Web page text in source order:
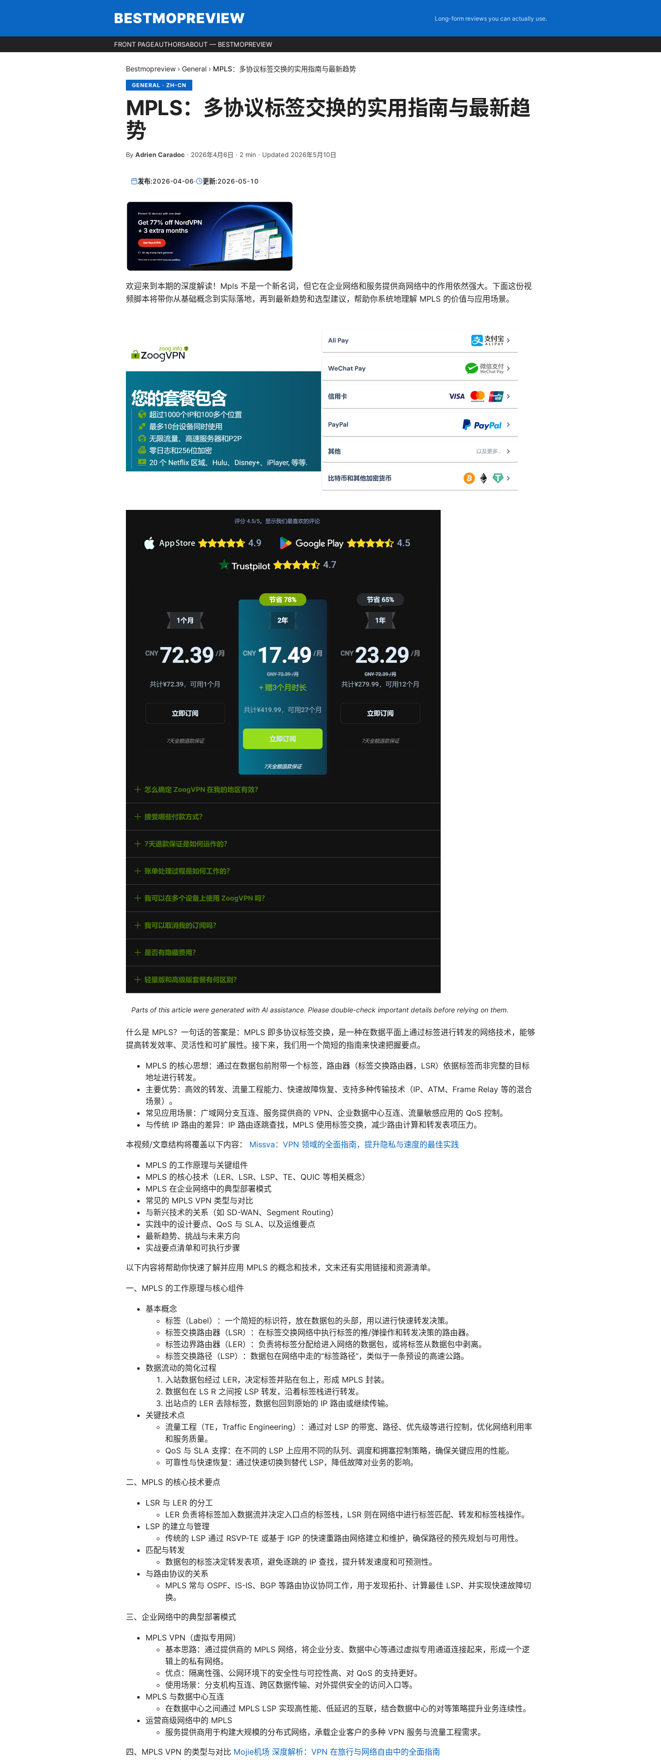
BESTMOPREVIEW Long-form reviews you can actually use.
FRONT PAGEAUTHORSABOUT — BESTMOPREVIEW
Bestmopreview › General › MPLS：多协议标签交换的实用指南与最新趋势
GENERAL · ZH-CN
MPLS：多协议标签交换的实用指南与最新趋
势
By Adrien Caradoc · 2026年4月6日 · 2 min · Updated 2026年5月10日
发布:2026-04-06· 更新:2026-05-10
欢迎来到本期的深度解读！Mpls 不是一个新名词，但它在企业网络和服务提供商网络中的作用依然强大。下面这份视
频脚本将带你从基础概念到实际落地，再到最新趋势和选型建议，帮助你系统地理解 MPLS 的价值与应用场景。
Parts of this article were generated with AI assistance. Please double-check important details before relying on them.
什么是 MPLS？一句话的答案是：MPLS 即多协议标签交换，是一种在数据平面上通过标签进行转发的网络技术，能够
提高转发效率、灵活性和可扩展性。接下来，我们用一个简短的指南来快速把握要点。
MPLS 的核心思想：通过在数据包前附带一个标签，路由器（标签交换路由器，LSR）依据标签而非完整的目标
地址进行转发。
主要优势：高效的转发、流量工程能力、快速故障恢复、支持多种传输技术（IP、ATM、Frame Relay 等的混合
场景）。
常见应用场景：广域网分支互连、服务提供商的 VPN、企业数据中心互连、流量敏感应用的 QoS 控制。
与传统 IP 路由的差异：IP 路由逐跳查找，MPLS 使用标签交换，减少路由计算和转发表项压力。
本视频/文章结构将覆盖以下内容： Missva：VPN 领域的全面指南，提升隐私与速度的最佳实践
MPLS 的工作原理与关键组件
MPLS 的核心技术（LER、LSR、LSP、TE、QUIC 等相关概念）
MPLS 在企业网络中的典型部署模式
常见的 MPLS VPN 类型与对比
与新兴技术的关系（如 SD-WAN、Segment Routing）
实践中的设计要点、QoS 与 SLA、以及运维要点
最新趋势、挑战与未来方向
实战要点清单和可执行步骤
以下内容将帮助你快速了解并应用 MPLS 的概念和技术，文末还有实用链接和资源清单。
一、MPLS 的工作原理与核心组件
基本概念
标签（Label）：一个简短的标识符，放在数据包的头部，用以进行快速转发决策。
标签交换路由器（LSR）：在标签交换网络中执行标签的推/弹操作和转发决策的路由器。
标签边界路由器（LER）：负责将标签分配给进入网络的数据包，或将标签从数据包中剥离。
标签交换路径（LSP）：数据包在网络中走的“标签路径”，类似于一条预设的高速公路。
数据流动的简化过程
入站数据包经过 LER，决定标签并贴在包上，形成 MPLS 封装。
数据包在 LS R 之间按 LSP 转发，沿着标签栈进行转发。
出站点的 LER 去除标签，数据包回到原始的 IP 路由或继续传输。
关键技术点
流量工程（TE，Traffic Engineering）：通过对 LSP 的带宽、路径、优先级等进行控制，优化网络利用率
和服务质量。
QoS 与 SLA 支撑：在不同的 LSP 上应用不同的队列、调度和拥塞控制策略，确保关键应用的性能。
可靠性与快速恢复：通过快速切换到替代 LSP，降低故障对业务的影响。
二、MPLS 的核心技术要点
LSR 与 LER 的分工
LER 负责将标签加入数据流并决定入口点的标签栈，LSR 则在网络中进行标签匹配、转发和标签栈操作。
LSP 的建立与管理
传统的 LSP 通过 RSVP-TE 或基于 IGP 的快速重路由网络建立和维护，确保路径的预先规划与可用性。
匹配与转发
数据包的标签决定转发表项，避免逐跳的 IP 查找，提升转发速度和可预测性。
与路由协议的关系
MPLS 常与 OSPF、IS-IS、BGP 等路由协议协同工作，用于发现拓扑、计算最佳 LSP、并实现快速故障切
换。
三、企业网络中的典型部署模式
MPLS VPN（虚拟专用网）
基本思路：通过提供商的 MPLS 网络，将企业分支、数据中心等通过虚拟专用通道连接起来，形成一个逻
辑上的私有网络。
优点：隔离性强、公网环境下的安全性与可控性高、对 QoS 的支持更好。
使用场景：分支机构互连、跨区数据传输、对外提供安全的访问入口等。
MPLS 与数据中心互连
在数据中心之间通过 MPLS LSP 实现高性能、低延迟的互联，结合数据中心的对等策略提升业务连续性。
运营商级网络中的 MPLS
服务提供商用于构建大规模的分布式网络，承载企业客户的多种 VPN 服务与流量工程需求。
四、MPLS VPN 的类型与对比 Mojie机场 深度解析：VPN 在旅行与网络自由中的全面指南